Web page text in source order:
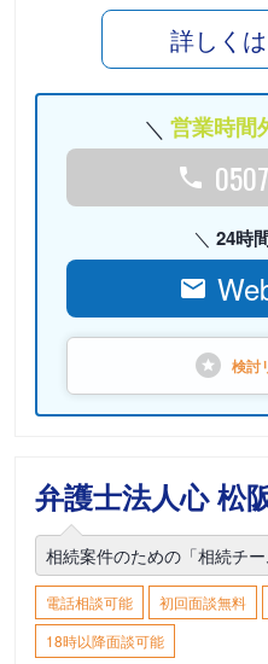
詳しく
営業時間
24時
検討
弁護士法人心 松
相続案件のための「相続チ
電話相談可能 初回面談無料
18時以降面談可能